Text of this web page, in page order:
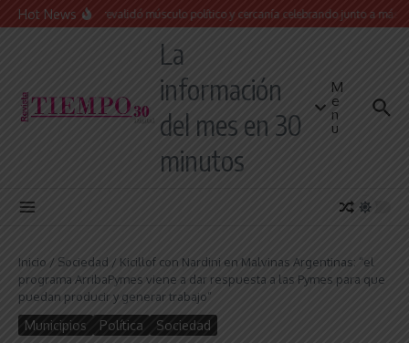
Saltar al contenido
Hot News
Leo Nardini revalidó músculo político y cercanía celebrando junto a más de
La
información
del mes en 30
minutos
M
e
n
u
Inicio / Sociedad / Kicillof con Nardini en Malvinas Argentinas: “el
programa ArribaPymes viene a dar respuesta a las Pymes para que
puedan producir y generar trabajo”
Municipios Política Sociedad